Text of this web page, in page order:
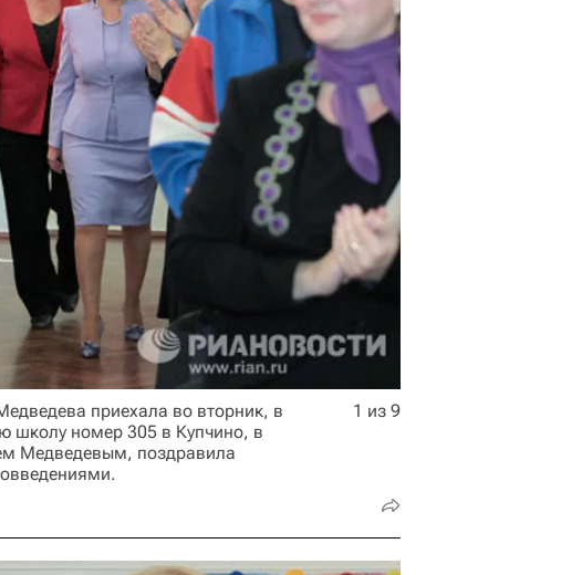
приехала во вторник, в
школу номер 305 в Купчино, в
Медведевым, поздравила
1 из 9